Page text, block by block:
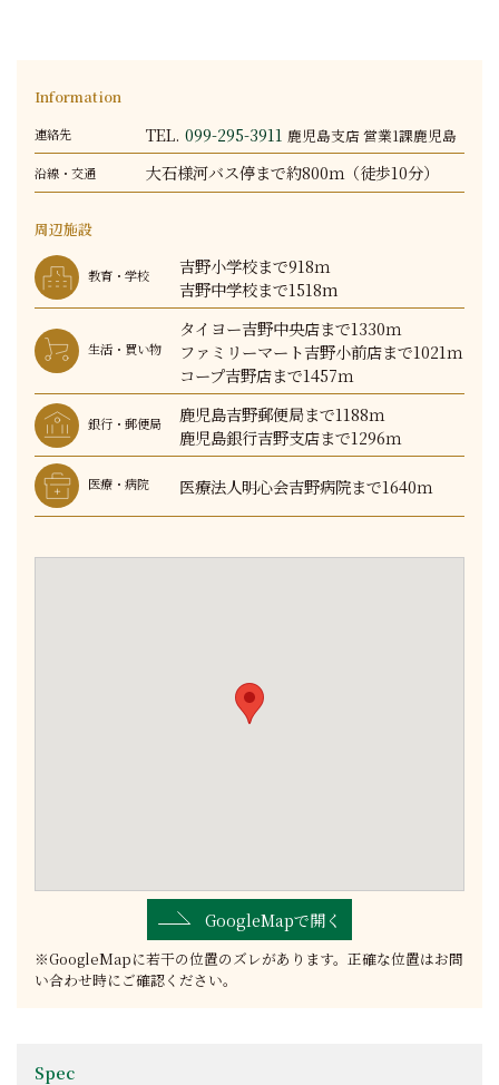
Information
連絡先 TEL. 099-295-3911 鹿児島支店 営業1課鹿児島
沿線・交通 大石様河バス停まで約800ｍ（徒歩10分）
周辺施設
教育・学校
吉野小学校まで918ｍ
吉野中学校まで1518m
生活・買い物
タイヨー吉野中央店まで1330ｍ
ファミリーマート吉野小前店まで1021ｍ
コープ吉野店まで1457ｍ
銀行・郵便局
鹿児島吉野郵便局まで1188ｍ
鹿児島銀行吉野支店まで1296ｍ
医療・病院 医療法人明心会吉野病院まで1640ｍ
GoogleMapで開く
※GoogleMapに若干の位置のズレがあります。正確な位置はお問
い合わせ時にご確認ください。
Spec